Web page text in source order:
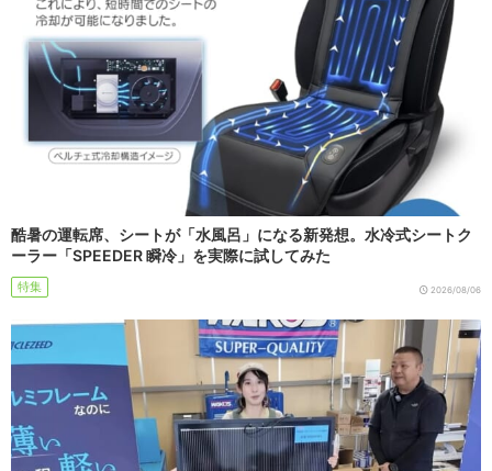
酷暑の運転席、シートが「水風呂」になる新発想。水冷式シートク
ーラー「SPEEDER 瞬冷」を実際に試してみた
特集 2026/08/06